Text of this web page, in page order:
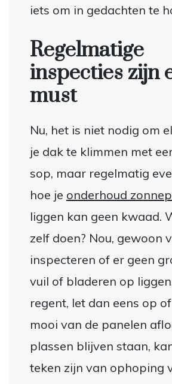
iets om in gedachten te
Regelmatige
inspecties zijn
must
Nu, het is niet nodig om
je dak te klimmen met
sop, maar regelmatig
hoe je onderhoud
liggen kan geen kwaad.
zelf doen? Nou, gewoon
inspecteren of er geen
vuil of bladeren op
regent, let dan eens op
mooi van de panelen
plassen blijven staan,
teken zijn van ophoping